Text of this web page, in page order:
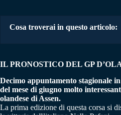
Cosa troverai in questo articolo:
IL PRONOSTICO DEL GP
Decimo appuntamento stagionale
del mese di giugno molto
olandese di Assen.
La prima edizione di questa corsa si